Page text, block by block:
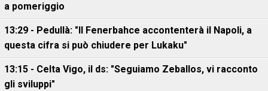
a pomeriggio
13:29 - Pedullà: "Il Fenerbahce accontenterà il Napoli, a
questa cifra si può chiudere per Lukaku"
13:15 - Celta Vigo, il ds: "Seguiamo Zeballos, vi racconto
gli sviluppi"